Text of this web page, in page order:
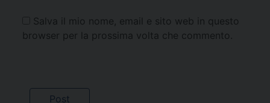
Salva il mio nome, email e sito web in questo
browser per la prossima volta che commento.